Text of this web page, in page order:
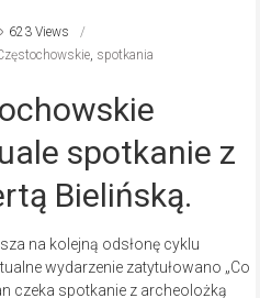
623 Views
, spotkania
spotkanie z
Bielińską.
na kolejną odsłonę cyklu
wydarzenie zatytułowano „Co
czeka spotkanie z archeolożką